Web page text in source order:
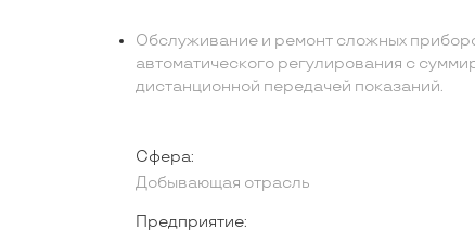
Обслуживание и ремонт сложных
автоматического регулирования с
дистанционной передачей показаний.
Сфера:
Добывающая отрасль
Предприятие: